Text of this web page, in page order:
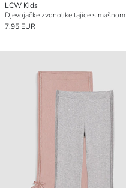
LCW Kids
Djevojačke zvonolike tajice s mašnom
7.95 EUR